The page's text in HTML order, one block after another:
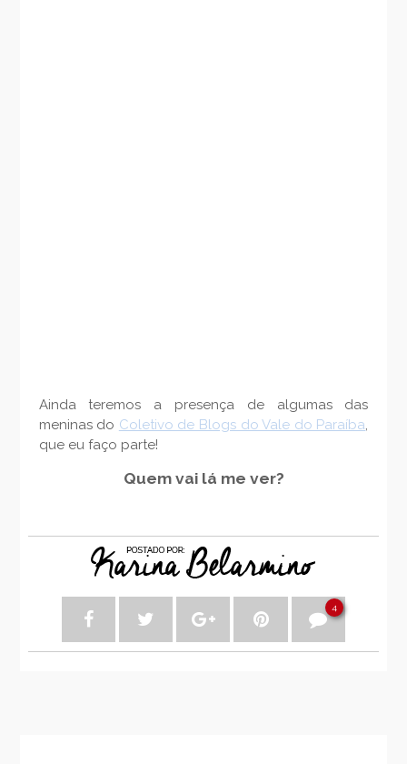
Ainda teremos a presença de algumas das
meninas do Coletivo de Blogs do Vale do Paraíba,
que eu faço parte!
Quem vai lá me ver?
4